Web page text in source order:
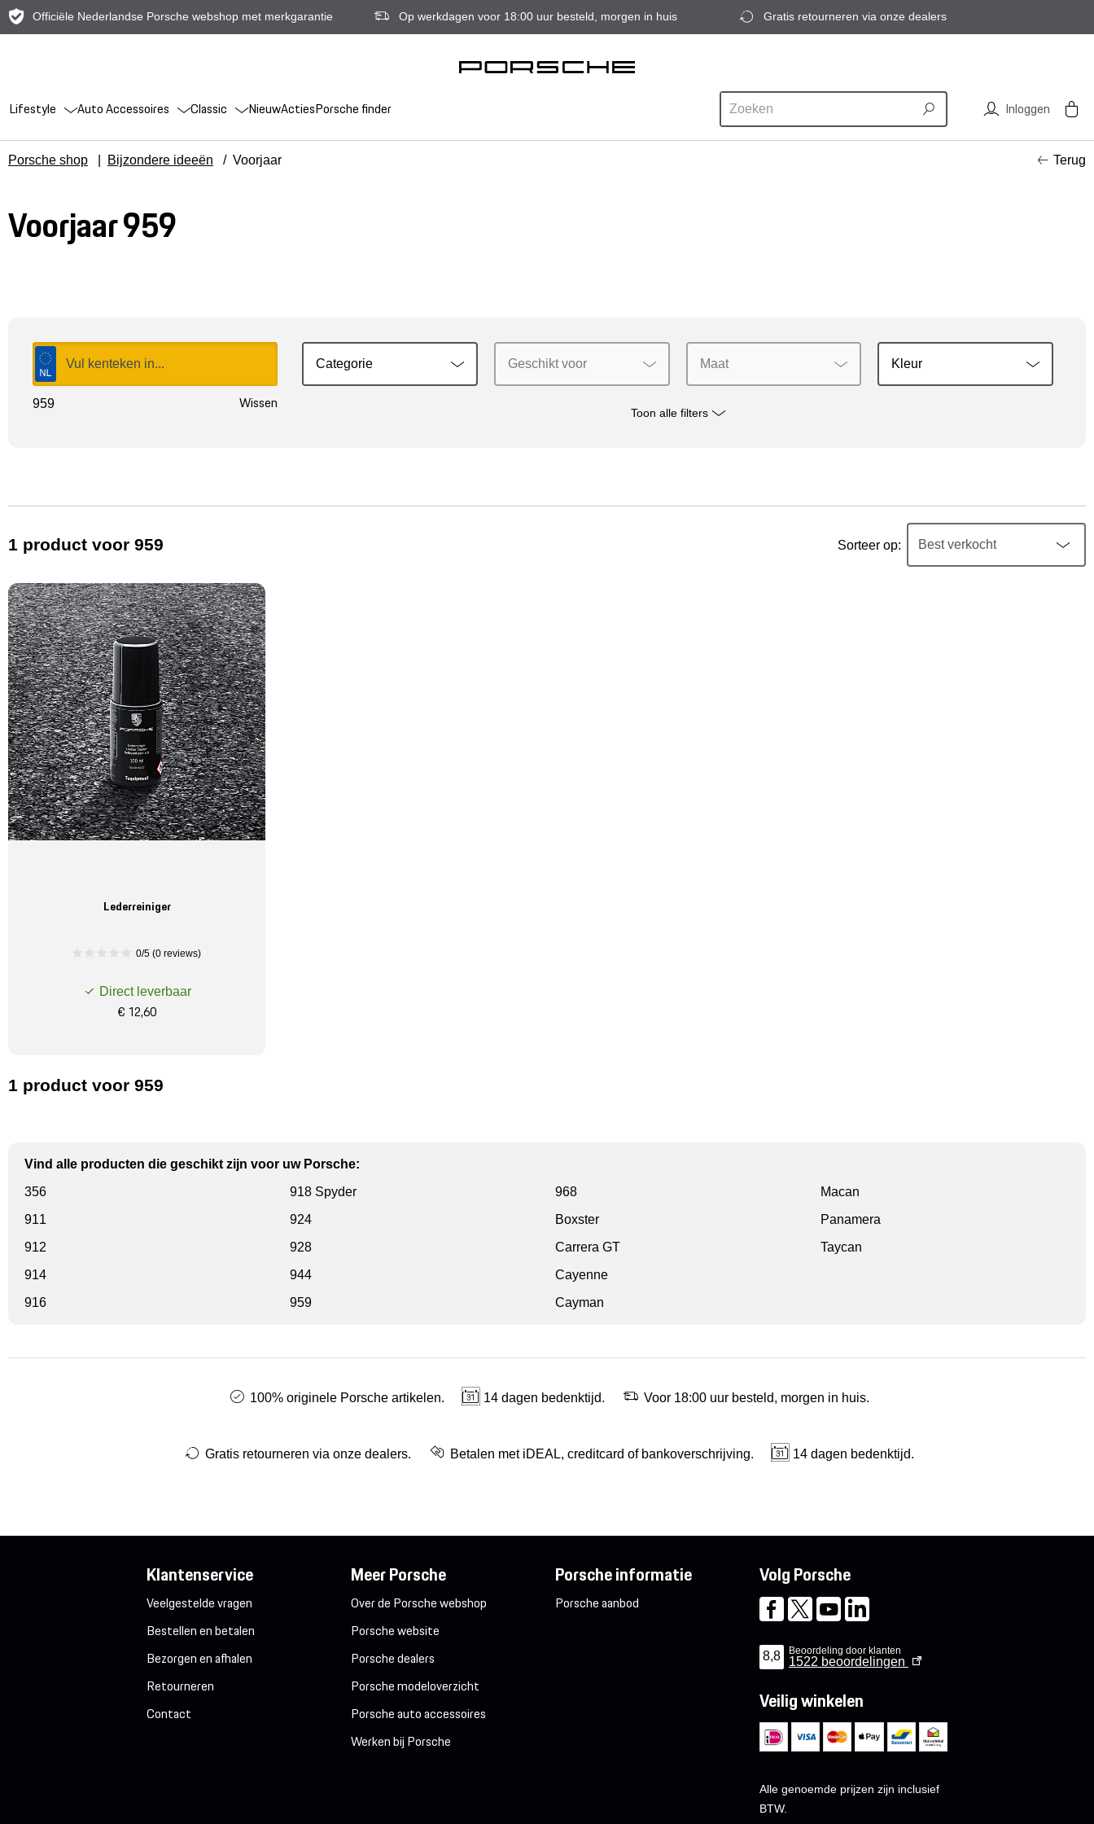
Officiële Nederlandse Porsche webshop met merkgarantie Op werkdagen voor 18:00 uur besteld, morgen in huis Gratis retourneren via onze dealers
Lifestyle Auto Accessoires Classic NieuwActiesPorsche finder Inloggen
Porsche shop Bijzondere ideeën / Voorjaar Terug
Voorjaar 959
959 Wissen
Categorie Geschikt voor Maat Kleur
Toon alle filters
1 product voor 959 Sorteer op:
Lederreiniger
0/5 (0 reviews)
Direct leverbaar
€ 12,60
1 product voor 959
Vind alle producten die geschikt zijn voor uw Porsche:
356
911
912
914
916
918 Spyder
924
928
944
959
968
Boxster
Carrera GT
Cayenne
Cayman
Macan
Panamera
Taycan
100% originele Porsche artikelen. 14 dagen bedenktijd. Voor 18:00 uur besteld, morgen in huis.
Gratis retourneren via onze dealers. Betalen met iDEAL, creditcard of bankoverschrijving. 14 dagen bedenktijd.
Klantenservice
Veelgestelde vragen
Bestellen en betalen
Bezorgen en afhalen
Retourneren
Contact
Meer Porsche
Over de Porsche webshop
Porsche website
Porsche dealers
Porsche modeloverzicht
Porsche auto accessoires
Werken bij Porsche
Porsche informatie
Porsche aanbod
Volg Porsche
8,8 Beoordeling door klanten
1522 beoordelingen
Veilig winkelen
Alle genoemde prijzen zijn inclusief
BTW.